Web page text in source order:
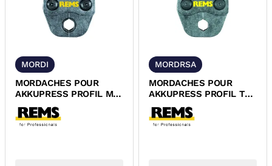
MORDI
MORDACHES POUR
AKKUPRESS PROFIL M
REMS
MORDRSA
MORDACHES POUR
AKKUPRESS PROFIL TH
REMS